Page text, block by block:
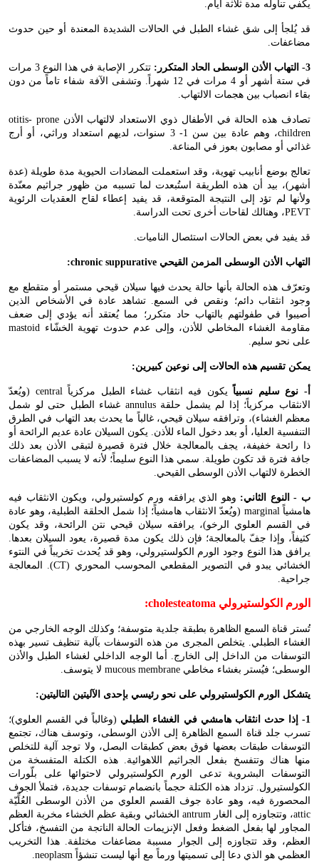
يكفي تناوله مدة ثلاثة أيام.
قد يُلجأ إلى شق غشاء الطبل في الحالات الشديدة المعندة أو حين حدوث
مضاعفات.
3- التهاب الأذن الوسطى الحاد المتكرر:
تتكرر الإصابة في هذا النوع 3 مرات
في ستة أشهر أو 4 مرات في 12 شهراً. وتشفى الآفة شفاء تاماً من دون
بقاء انصباب بين هجمات الالتهاب.
تصادف هذه الحالة في الأطفال ذوي الاستعداد لالتهاب الأذنotitis- prone
children
، وهم عادة بين سن 1- 3 سنوات، لديهم استعداد وراثي، أو أرج
غذائي أو مصابون بعوز في المناعة.
تعالج بوضع أنابيب تهوية، وقد استعملت المضادات الحيوية مدة طويلة (عدة
أشهر)، بيد أن هذه الطريقة استُبعدت لما تسببه من ظهور جراثيم معنّدة
ولأنها لم تؤد إلى النتيجة المتوقعة، قد يفيد إعطاء لقاح العقديات الرئوية
PEVT، وهنالك لقاحات أخرى تحت الدراسة.
قد يفيد في بعض الحالات استئصال الناميات.
التهاب الأذن الوسطى المزمن القيحي :chronic suppurative
وتعرّف هذه الحالة بأنها حالة يحدث فيها سيلان قيحي مستمر أو متقطع مع
وجود انثقاب دائم؛ ونقص في السمع. تشاهد عادة في الأشخاص الذين
أصيبوا في طفولتهم بالتهاب حاد متكرر؛ مما يُعتقد أنه يؤدي إلى ضعف
مقاومة الغشاء المخاطي للأذن، وإلى عدم حدوث تهوية الخشّاء mastoid
على نحو سليم.
يمكن تقسيم هذه الحالات إلى نوعين كبيرين:
أ- نوع سليم نسبياً يكون فيه انثقاب غشاء الطبل مركزياًcentral (ويُعدّ
الانثقاب مركزياً؛ إذا لم يشمل حلقةannulus غشاء الطبل حتى لو شمل
معظم الغشاء)، وترافقه سيلان قيحي، غالباً ما يحدث بعد التهاب في الطرق
التنفسية العليا، أو بعد دخول الماء للأذن. يكون السيلان عادة عديم الرائحة أو
ذا رائحة خفيفة، يجف بالمعالجة خلال فترة قصيرة لتبقى الأذن بعد ذلك
جافة فترة قد تكون طويلة. سمي هذا النوع سليماً؛ لأنه لا يسبب المضاعفات
الخطرة لالتهاب الأذن الوسطى القيحي.
ب - النوع الثاني: وهو الذي يرافقه ورم كولستيرولي، ويكون الانثقاب فيه
هامشياًmarginal (ويُعدّ الانثقاب هامشياً؛ إذا شمل الحلقة الطبلية، وهو عادة
في القسم العلوي الرخو)، يرافقه سيلان قيحي نتن الرائحة، وقد يكون
كثيفاً، وإذا جفّ بالمعالجة؛ فإن ذلك يكون مدة قصيرة، يعود السيلان بعدها.
يرافق هذا النوع وجود الورم الكولستيرولي، وهو قد يُحدث تخريباً في النتوء
الخشائي يبدو في التصوير المقطعي المحوسب المحوري (CT). المعالجة
جراحية.
الورم الكولستيرولي :cholesteatoma
تُستر قناة السمع الظاهرة بطبقة جلدية متوسفة؛ وكذلك الوجه الخارجي من
الغشاء الطبلي. يتخلص المجرى من هذه التوسفات بآلية تنظيف تسير بهذه
التوسفات من الداخل إلى الخارج. أما الوجه الداخلي لغشاء الطبل والأذن
الوسطى؛ فيُستر بغشاء مخاطي mucous membrane لا يتوسف.
يتشكل الورم الكولستيرولي على نحو رئيسي بإحدى الآليتين التاليتين:
1- إذا حدث انثقاب هامشي في الغشاء الطبلي
(وغالباً في القسم العلوي)؛
تسرب جلد قناة السمع الظاهرة إلى الأذن الوسطى، وتوسف هناك، تجتمع
التوسفات طبقات بعضها فوق بعض كطبقات البصل، ولا توجد آلية للتخلص
منها هناك وتتفسخ بفعل الجراثيم اللاهوائية. هذه الكتلة المتفسخة من
التوسفات البشروية تدعى الورم الكولستيرولي لاحتوائها على بلّورات
الكولستيرول. تزداد هذه الكتلة حجماً بانضمام توسفات جديدة، فتملأ الجوف
المحصورة فيه، وهو عادة جوف القسم العلوي من الأذن الوسطى العُلِّيّة
attic، وتتجاوزه إلى الغارantrum الخشائي وبقية عظم الخشاء مخربة العظم
المجاور لها بفعل الضغط وفعل الإنزيمات الحالة الناتجة من التفسخ، فتأكل
العظم، وقد تتجاوزه إلى الجوار مسببة مضاعفات مختلفة. هذا التخريب
العظمي هو الذي دعا إلى تسميتها ورماً مع أنها ليست تنشؤاً neoplasm
.